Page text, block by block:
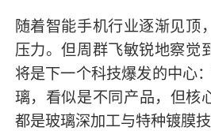
随着智能手机行业逐渐见顶
压力。但周群飞敏锐地察觉
将是下一个科技爆发的中心
璃，看似是不同产品，但
都是玻璃深加工与特种镀膜